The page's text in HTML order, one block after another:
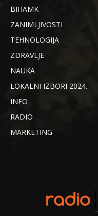
BIHAMK
ZANIMLJIVOSTI
TEHNOLOGIJA
ZDRAVLJE
NAUKA
LOKALNI IZBORI 2024.
INFO
RADIO
MARKETING